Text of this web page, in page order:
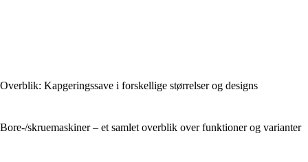
Overblik: Kapgeringssave i forskellige størrelser og designs
Bore-/skruemaskiner – et samlet overblik over funktioner og varianter